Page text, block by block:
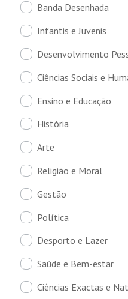
Banda Desenhada
Infantis e Juvenis
Desenvolvimento
Ciências Sociais e
Ensino e Educação
História
Arte
Religião e Moral
Gestão
Política
Desporto e Lazer
Saúde e Bem-estar
Ciências Exactas e